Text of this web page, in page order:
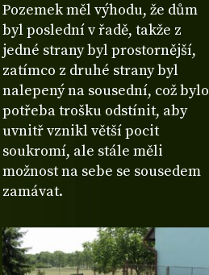
Pozemek měl výhodu, že dům
byl poslední v řadě, takže z
jedné strany byl prostornější,
zatímco z druhé strany byl
nalepený na sousední, což bylo
potřeba trošku odstínit, aby
uvnitř vznikl větší pocit
soukromí, ale stále měli
možnost na sebe se sousedem
zamávat.